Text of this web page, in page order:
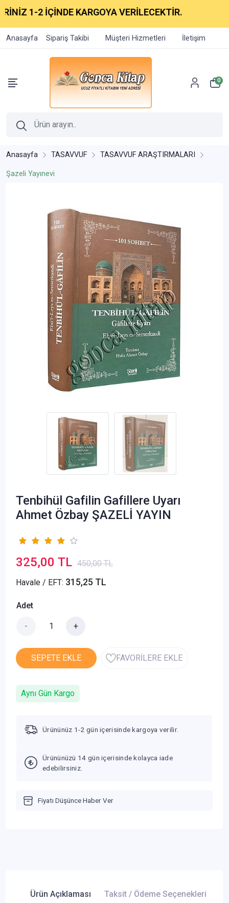
1-2 İÇİNDE KARGOYA VERİLECEKTİR.
Anasayfa Sipariş Takibi Müşteri Hizmetleri İletişim
0
Anasayfa TASAVVUF TASAVVUF ARAŞTIRMALARI
Şazeli Yayınevi
Tenbihül Gafilin Gafillere Uyarı
Ahmet Özbay ŞAZELİ YAYIN
325,00 TL 450,00 TL
Havale / EFT: 315,25 TL
Adet
- +
SEPETE EKLE FAVORİLERE EKLE
Aynı Gün Kargo
Ürününüz 1-2 gün içerisinde kargoya verilir.
Ürününüzü 14 gün içerisinde kolayca iade
edebilirsiniz.
Fiyatı Düşünce Haber Ver
Ürün Açıklaması Taksit / Ödeme Seçenekleri